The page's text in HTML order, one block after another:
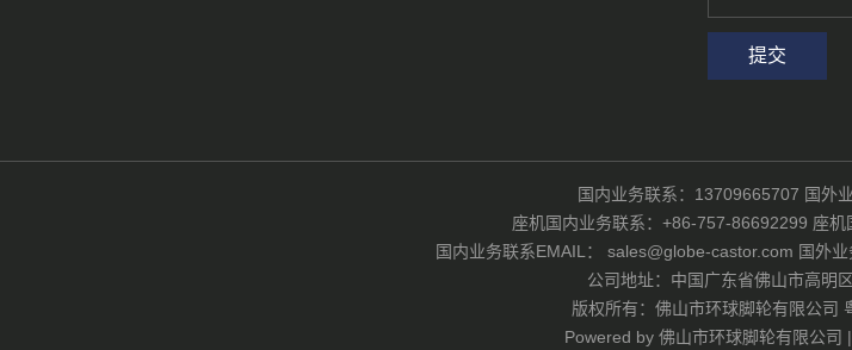
国内业务联系：13709665707 国外
座机国内业务联系：+86-757-86692299 座
国内业务联系EMAIL： sales@globe-castor.com 国外
公司地址：中国广东省佛山市高明
版权所有：佛山市环球脚轮有限公司
Powered by 佛山市环球脚轮有限公司 |